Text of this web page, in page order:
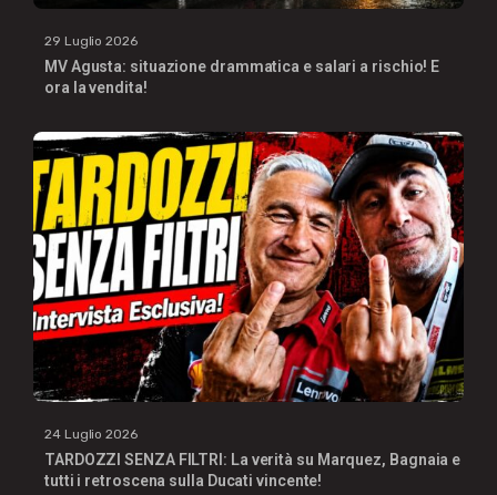
29 Luglio 2026
MV Agusta: situazione drammatica e salari a rischio! E
ora la vendita!
24 Luglio 2026
TARDOZZI SENZA FILTRI: La verità su Marquez, Bagnaia e
tutti i retroscena sulla Ducati vincente!